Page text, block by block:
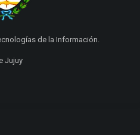
de la Información.
Jujuy